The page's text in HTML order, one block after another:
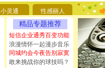
小灵通 性感丽人
精品专题推荐
短信企业通秀百变功能
浪漫情怀一起漫步音乐
同城约会今夜告别寂寞
敢来挑战你的球技吗？
要平安！
[圣诞节]
能正大
天都要快
[圣诞节]
如意,快
[元旦]看
断电。爱